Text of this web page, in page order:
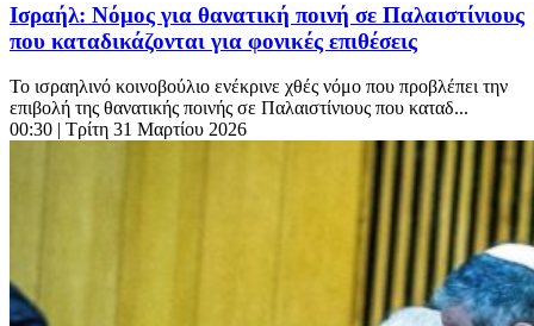
Ισραήλ: Νόμος για θανατική ποινή σε Παλαιστίνιους
που καταδικάζονται για φονικές επιθέσεις
Το ισραηλινό κοινοβούλιο ενέκρινε χθές νόμο που προβλέπει την
επιβολή της θανατικής ποινής σε Παλαιστίνιους που καταδ...
00:30 | Τρίτη 31 Μαρτίου 2026